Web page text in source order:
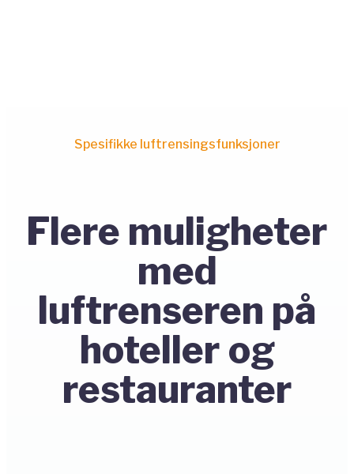
Spesifikke luftrensingsfunksjoner
Flere muligheter
med
luftrenseren på
hoteller og
restauranter